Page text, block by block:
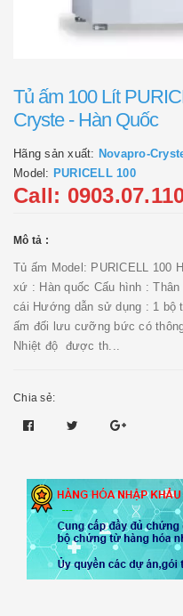
Tủ ấm 100 Lít
Cryste - Hàn Quốc
Hãng sản xuất: Novapro-
Model: PURICELL 100
Call:
Mô tả :
Tủ ấm Model: PURICELL 100
xứ : Hàn quốc Cấu hình :
cái Hướng dẫn sử dụng : 1 bộ
ấm đối lưu cưỡng bức có
Nhiệt độ được th...
Chia sẻ: